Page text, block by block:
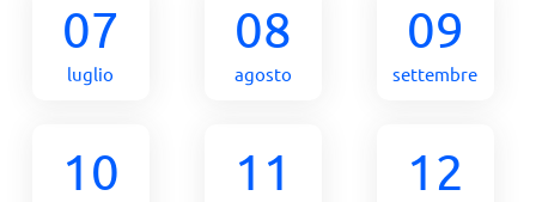
07
luglio
08
agosto
09
settembre
10 11 12